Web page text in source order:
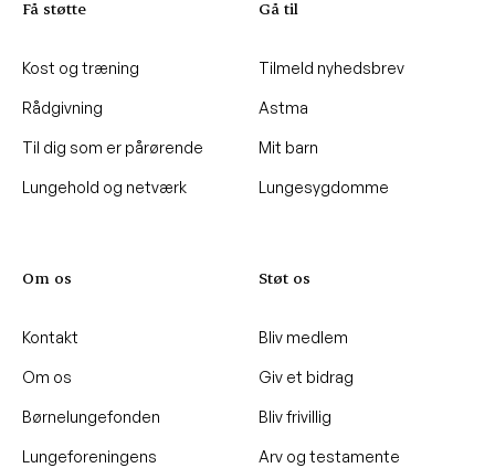
Få støtte
Kost og træning
Rådgivning
Til dig som er pårørende
Lungehold og netværk
Gå til
Tilmeld nyhedsbrev
Astma
Mit barn
Lungesygdomme
Om os
Kontakt
Om os
Børnelungefonden
Lungeforeningens
Støt os
Bliv medlem
Giv et bidrag
Bliv frivillig
Arv og testamente